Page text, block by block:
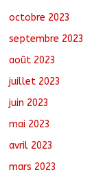
octobre 2023
septembre 2023
août 2023
juillet 2023
juin 2023
mai 2023
avril 2023
mars 2023